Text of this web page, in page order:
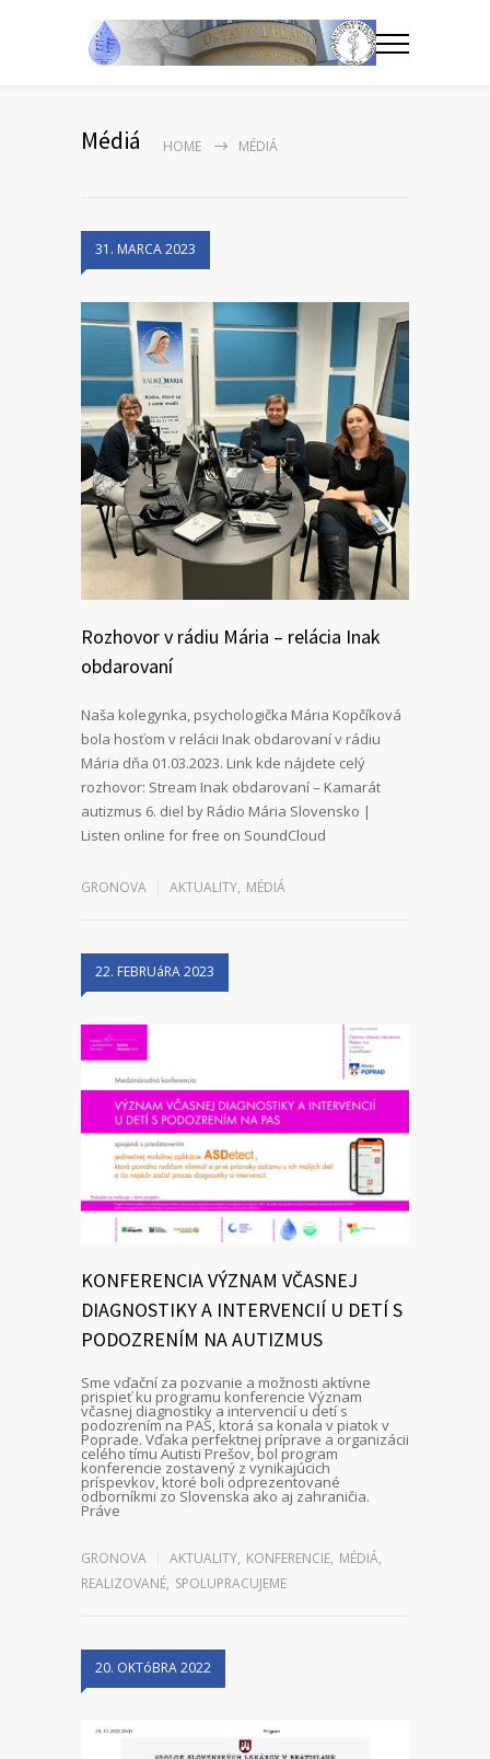
Médiá HOME MÉDIÁ
31. MARCA 2023
Rozhovor v rádiu Mária – relácia Inak
obdarovaní
Naša kolegynka, psychologička Mária Kopčíková
bola hosťom v relácii Inak obdarovaní v rádiu
Mária dňa 01.03.2023. Link kde nájdete celý
rozhovor: Stream Inak obdarovaní – Kamarát
autizmus 6. diel by Rádio Mária Slovensko |
Listen online for free on SoundCloud
GRONOVA AKTUALITY, MÉDIÁ
22. FEBRUáRA 2023
KONFERENCIA VÝZNAM VČASNEJ
DIAGNOSTIKY A INTERVENCIÍ U DETÍ S
PODOZRENÍM NA AUTIZMUS
Sme vďační za pozvanie a možnosti aktívne
prispieť ku programu konferencie Význam
včasnej diagnostiky a intervencií u detí s
podozrením na PAS, ktorá sa konala v piatok v
Poprade. Vďaka perfektnej príprave a organizácii
celého tímu Autisti Prešov, bol program
konferencie zostavený z vynikajúcich
príspevkov, ktoré boli odprezentované
odborníkmi zo Slovenska ako aj zahraničia.
Práve
GRONOVA AKTUALITY, KONFERENCIE, MÉDIÁ,
REALIZOVANÉ, SPOLUPRACUJEME
20. OKTóBRA 2022